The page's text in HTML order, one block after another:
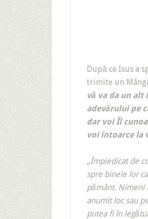
După ce Isus a
trimite un
vă va da un alt
adevărului pe
dar voi Îl
voi întoarce la
„Împiedicat de
spre binele lor
pământ. Nimeni
anumit loc sau
putea fi în